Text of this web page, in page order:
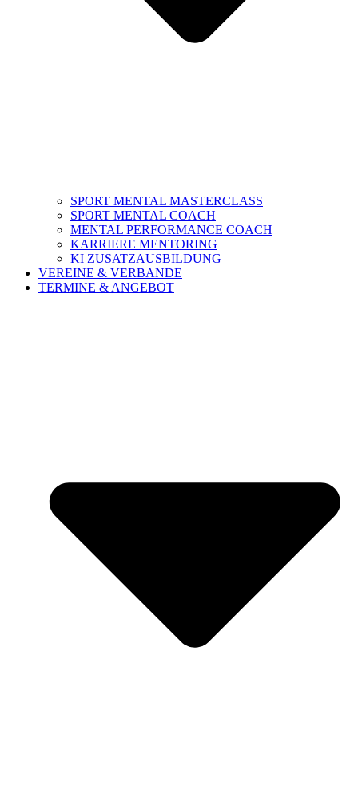
SPORT MENTAL MASTERCLASS
SPORT MENTAL COACH
MENTAL PERFORMANCE COACH
KARRIERE MENTORING
KI ZUSATZAUSBILDUNG
VEREINE & VERBANDE
TERMINE & ANGEBOT